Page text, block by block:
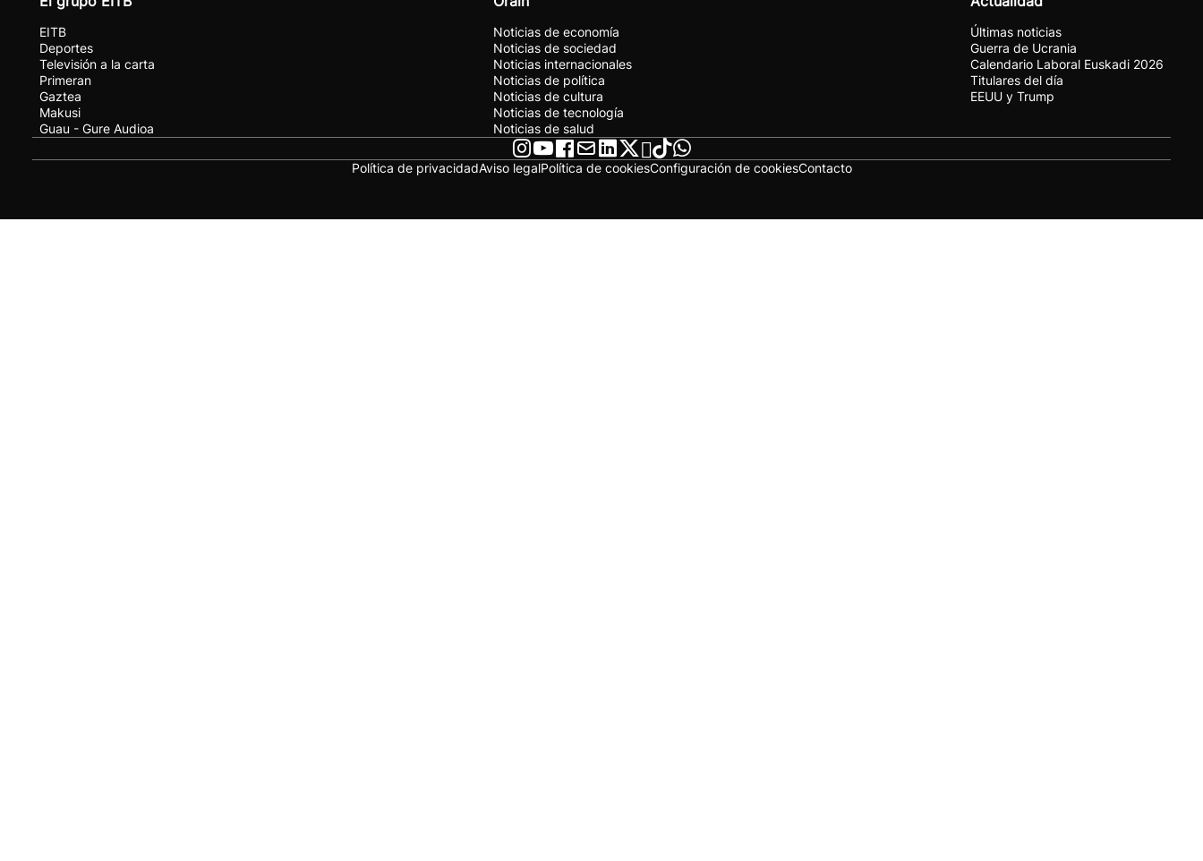
EITB
Deportes
Televisión a la carta
Primeran
Gaztea
Makusi
Guau - Gure Audioa
Noticias de economía
Noticias de sociedad
Noticias internacionales
Noticias de política
Noticias de cultura
Noticias de tecnología
Noticias de salud
Últimas noticias
Guerra de Ucrania
Calendario Laboral Euskadi 2026
Titulares del día
EEUU y Trump
Política de privacidadAviso legalPolítica de cookiesConfiguración de cookiesContacto